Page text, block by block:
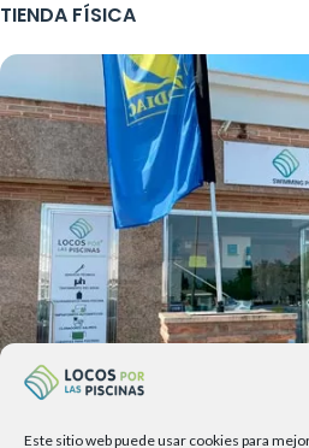
Este sitio web puede usar cookies para
TIENDA FÍSICA